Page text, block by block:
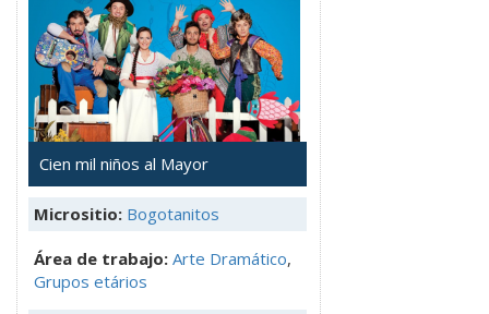
Cien mil niños al Mayor
Micrositio: Bogotanitos
Área de trabajo: Arte Dramático,
Grupos etários